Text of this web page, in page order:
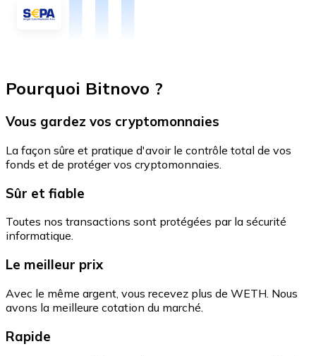
Pourquoi Bitnovo ?
Vous gardez vos cryptomonnaies
La façon sûre et pratique d'avoir le contrôle total de vos
fonds et de protéger vos cryptomonnaies.
Sûr et fiable
Toutes nos transactions sont protégées par la sécurité
informatique.
Le meilleur prix
Avec le même argent, vous recevez plus de WETH. Nous
avons la meilleure cotation du marché.
Rapide